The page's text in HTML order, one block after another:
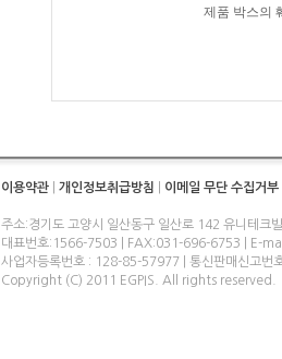
제품 박스의
이용약관 개인정보취급방침 이메일 무단 수집거부
주소:경기도 고양시 일산동구 일산로 142 유니테크
대표번호:1566-7503 | FAX:031-696-6753 | E-
사업자등록번호 : 128-85-57977 | 통신판매신고번
Copyright (C) 2011 EGPIS. All rights reserved.